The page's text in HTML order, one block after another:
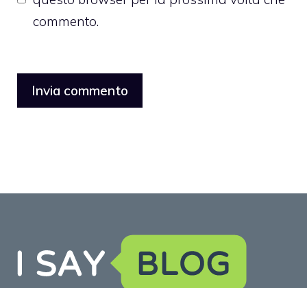
commento.